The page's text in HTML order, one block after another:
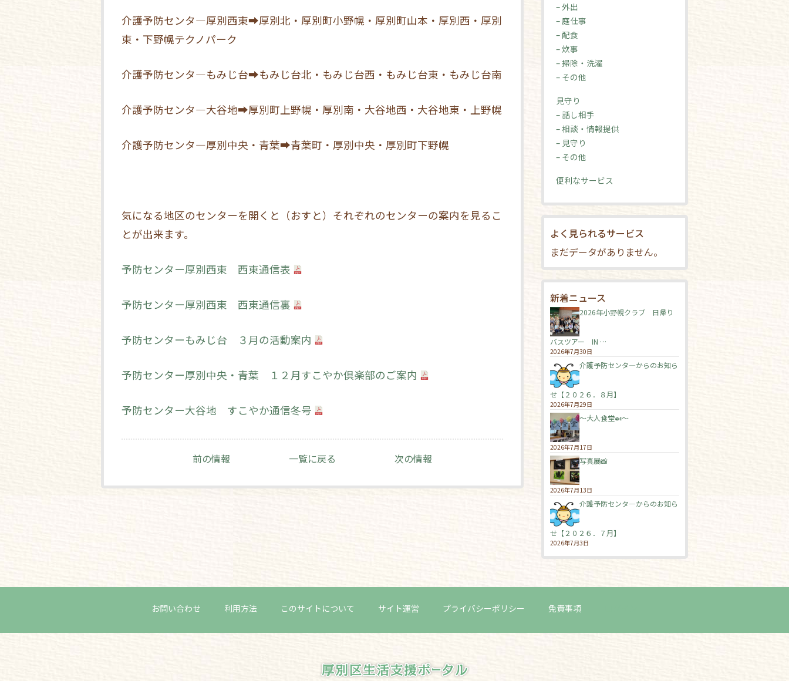
介護予防センタ―厚別西東➡厚別北・厚別町小野幌・厚別町山本・厚別西・厚別
東・下野幌テクノパーク
介護予防センタ―もみじ台➡もみじ台北・もみじ台西・もみじ台東・もみじ台南
介護予防センタ―大谷地➡厚別町上野幌・厚別南・大谷地西・大谷地東・上野幌
介護予防センタ―厚別中央・青葉➡青葉町・厚別中央・厚別町下野幌
気になる地区のセンターを開くと（おすと）それぞれのセンターの案内を見るこ
とが出来ます。
予防センター厚別西東 西東通信表
予防センター厚別西東 西東通信裏
予防センターもみじ台 ３月の活動案内
予防センター厚別中央・青葉 １２月すこやか倶楽部のご案内
予防センター大谷地 すこやか通信冬号
前の情報 一覧に戻る 次の情報
– 外出
– 庭仕事
– 配食
– 炊事
– 掃除・洗濯
– その他
見守り
– 話し相手
– 相談・情報提供
– 見守り
– その他
便利なサービス
よく見られるサービス
まだデータがありません。
新着ニュース
2026年小野幌クラブ 日帰り
バスツアー IN …
2026年7月30日
介護予防センタ―からのお知ら
せ【２０２６．８月】
2026年7月29日
～大人食堂🍛～
2026年7月17日
写真展📸
2026年7月13日
介護予防センタ―からのお知ら
せ【２０２６．７月】
2026年7月3日
お問い合わせ 利用方法 このサイトについて サイト運営 プライバシーポリシー 免責事項